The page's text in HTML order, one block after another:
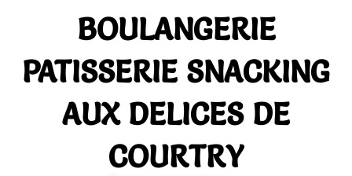
BOULANGERIE
PATISSERIE SNACKING
AUX DELICES DE
COURTRY